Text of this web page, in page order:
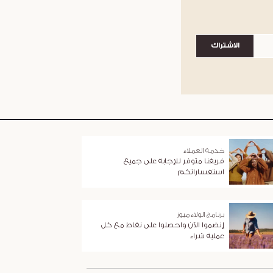
الاشتراك
خدمة العملاء
فريقنا متوفر للإجابة على جميع
استفساراتكم
برنامج الولاء ميوز
إنضموا الآن واحصلوا على نقاط مع كل
عملية شراء